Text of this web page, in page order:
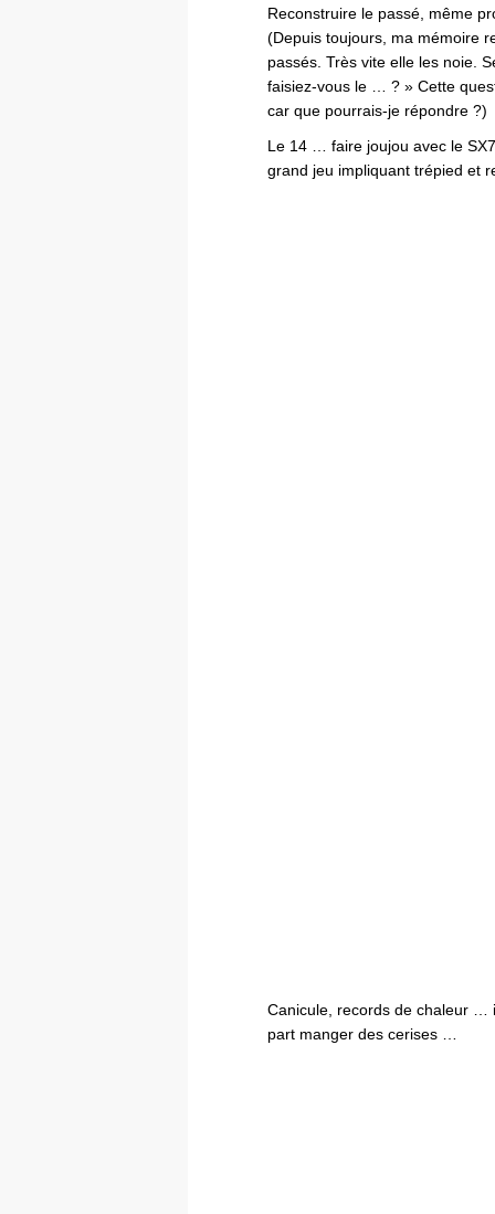
Reconstruire le passé, même
(Depuis toujours, ma mémoire
passés. Très vite elle les noie.
faisiez-vous le … ? » Cette
car que pourrais-je répondre ?)
Le 14 … faire joujou avec le
grand jeu impliquant trépied
Canicule, records de chaleur
part manger des cerises …